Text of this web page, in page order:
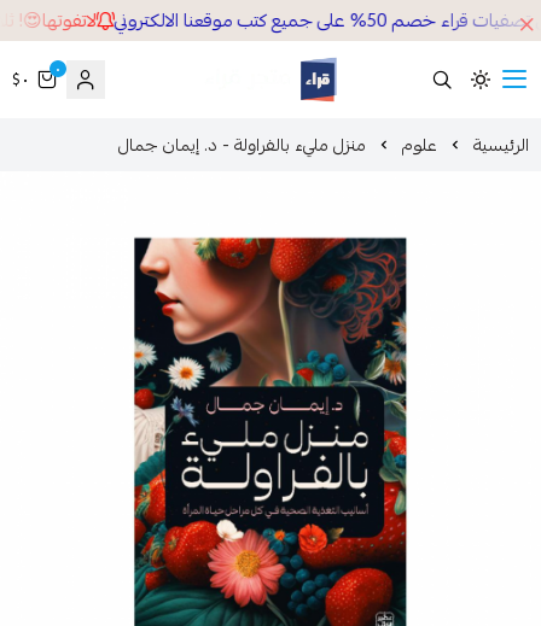
50% على جميع كتب موقعنا الالكتروني لاتفوتها😍!
قراء ٠ $
علوم منزل مليء بالفراولة - د. إيمان جمال